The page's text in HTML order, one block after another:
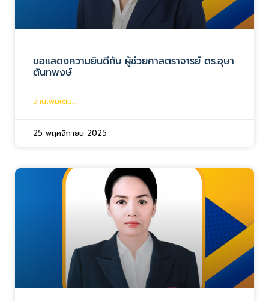
ขอแสดงความยินดีกับ ผู้ช่วยศาสตราจารย์ ดร.อุษา
ตันทพงษ์
อ่านเพิ่มเติม...
25 พฤศจิกายน 2025